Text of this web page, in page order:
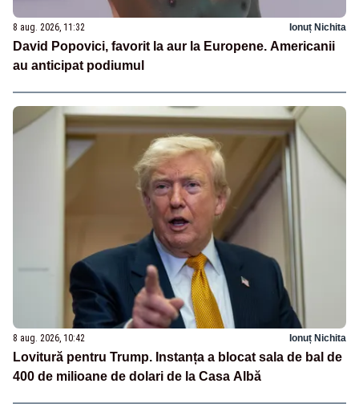
8 aug. 2026, 11:32 Ionuț Nichita
David Popovici, favorit la aur la Europene. Americanii
au anticipat podiumul
8 aug. 2026, 10:42 Ionuț Nichita
Lovitură pentru Trump. Instanța a blocat sala de bal de
400 de milioane de dolari de la Casa Albă